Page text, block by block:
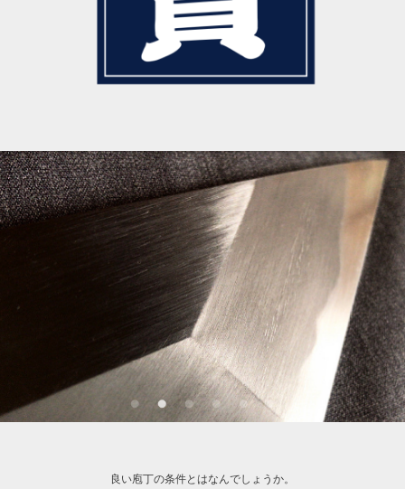
良い庖丁の条件とはなんでしょうか。